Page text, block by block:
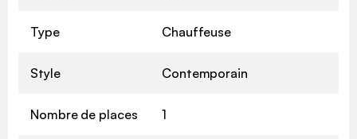
Type Chauffeuse
Style Contemporain
Nombre de places 1